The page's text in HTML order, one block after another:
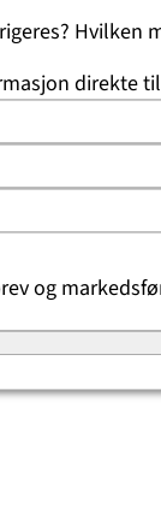
Hvilken
direkte
og